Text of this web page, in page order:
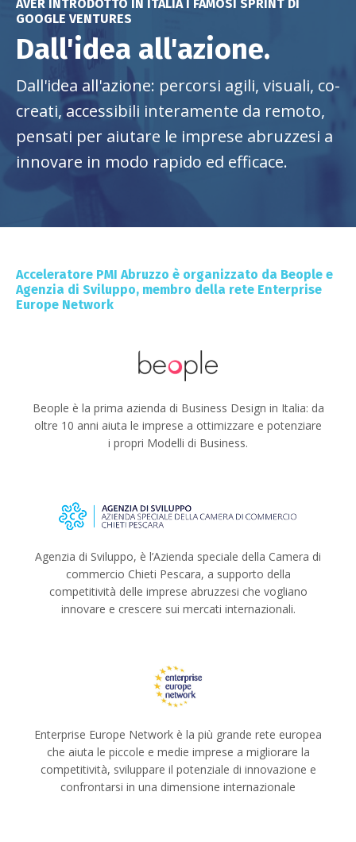
AVER INTRODOTTO IN ITALIA I FAMOSI SPRINT DI
GOOGLE VENTURES
Dall'idea all'azione.
Dall'idea all'azione: percorsi agili, visuali, co-
creati, accessibili interamente da remoto,
pensati per aiutare le imprese abruzzesi a
innovare in modo rapido ed efficace.
Acceleratore PMI Abruzzo è organizzato da Beople e
Agenzia di Sviluppo, membro della rete Enterprise
Europe Network
Beople è la prima azienda di Business Design in Italia: da
oltre 10 anni aiuta le imprese a ottimizzare e potenziare
i propri Modelli di Business.
Agenzia di Sviluppo, è l’Azienda speciale della Camera di
commercio Chieti Pescara, a supporto della
competitività delle imprese abruzzesi che vogliano
innovare e crescere sui mercati internazionali.
Enterprise Europe Network è la più grande rete europea
che aiuta le piccole e medie imprese a migliorare la
competitività, sviluppare il potenziale di innovazione e
confrontarsi in una dimensione internazionale